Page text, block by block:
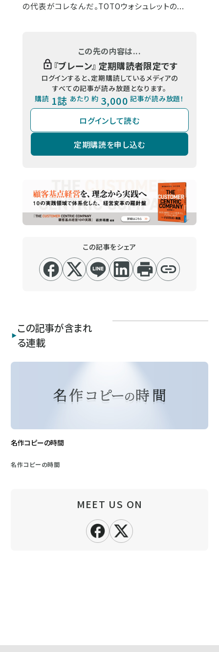
の代表がコレなんだ。TOTOウォシュレットの...
この先の内容は...
『ブレーン』 定期購読者限定です
ログインすると、定期購読しているメディアの
すべての記事が読み放題となります。
購読 1誌 あたり 約 3,000 記事が読み放題！
ログインして読む
定期購読を申し込む
この記事をシェア
この記事が含まれ
る連載
名作コピーの時間
名作コピーの時間
MEET US ON